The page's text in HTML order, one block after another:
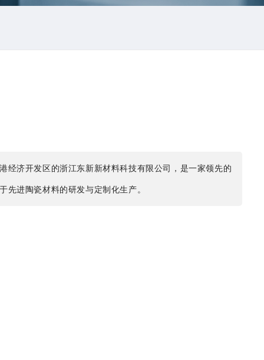
经济开发区的浙江东新新材料科技有限公司，是一家领先的
先进陶瓷材料的研发与定制化生产。